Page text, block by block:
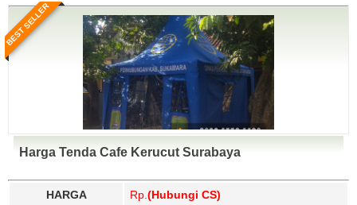
BEST SELLER
Harga Tenda Cafe Kerucut Surabaya
HARGA Rp. (Hubungi CS)